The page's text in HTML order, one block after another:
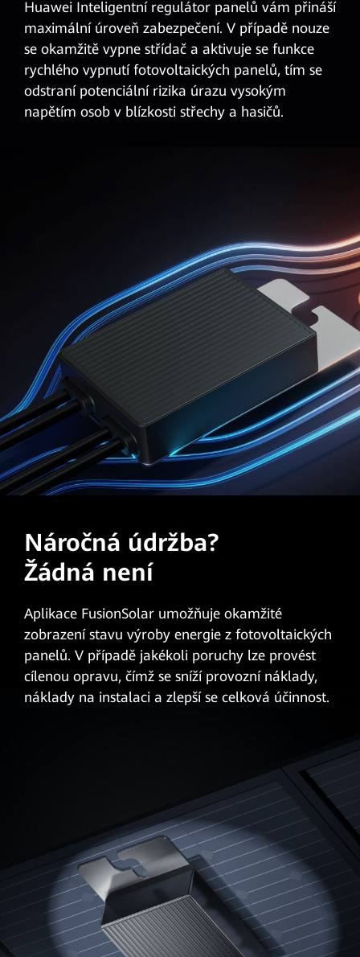
Huawei Inteligentní regulátor panelů vám přináší
maximální úroveň zabezpečení. V případě nouze
se okamžitě vypne střídač a aktivuje se funkce
rychlého vypnutí fotovoltaických panelů, tím se
odstraní potenciální rizika úrazu vysokým
napětím osob v blízkosti střechy a hasičů.
Náročná údržba?
Žádná není
Aplikace FusionSolar umožňuje okamžité
zobrazení stavu výroby energie z fotovoltaických
panelů. V případě jakékoli poruchy lze provést
cílenou opravu, čímž se sníží provozní náklady,
náklady na instalaci a zlepší se celková účinnost.